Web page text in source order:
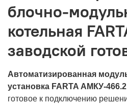
блочно-
котельная
заводской
Автоматизированная
установка FARTA АМКУ-
готовое к подключению